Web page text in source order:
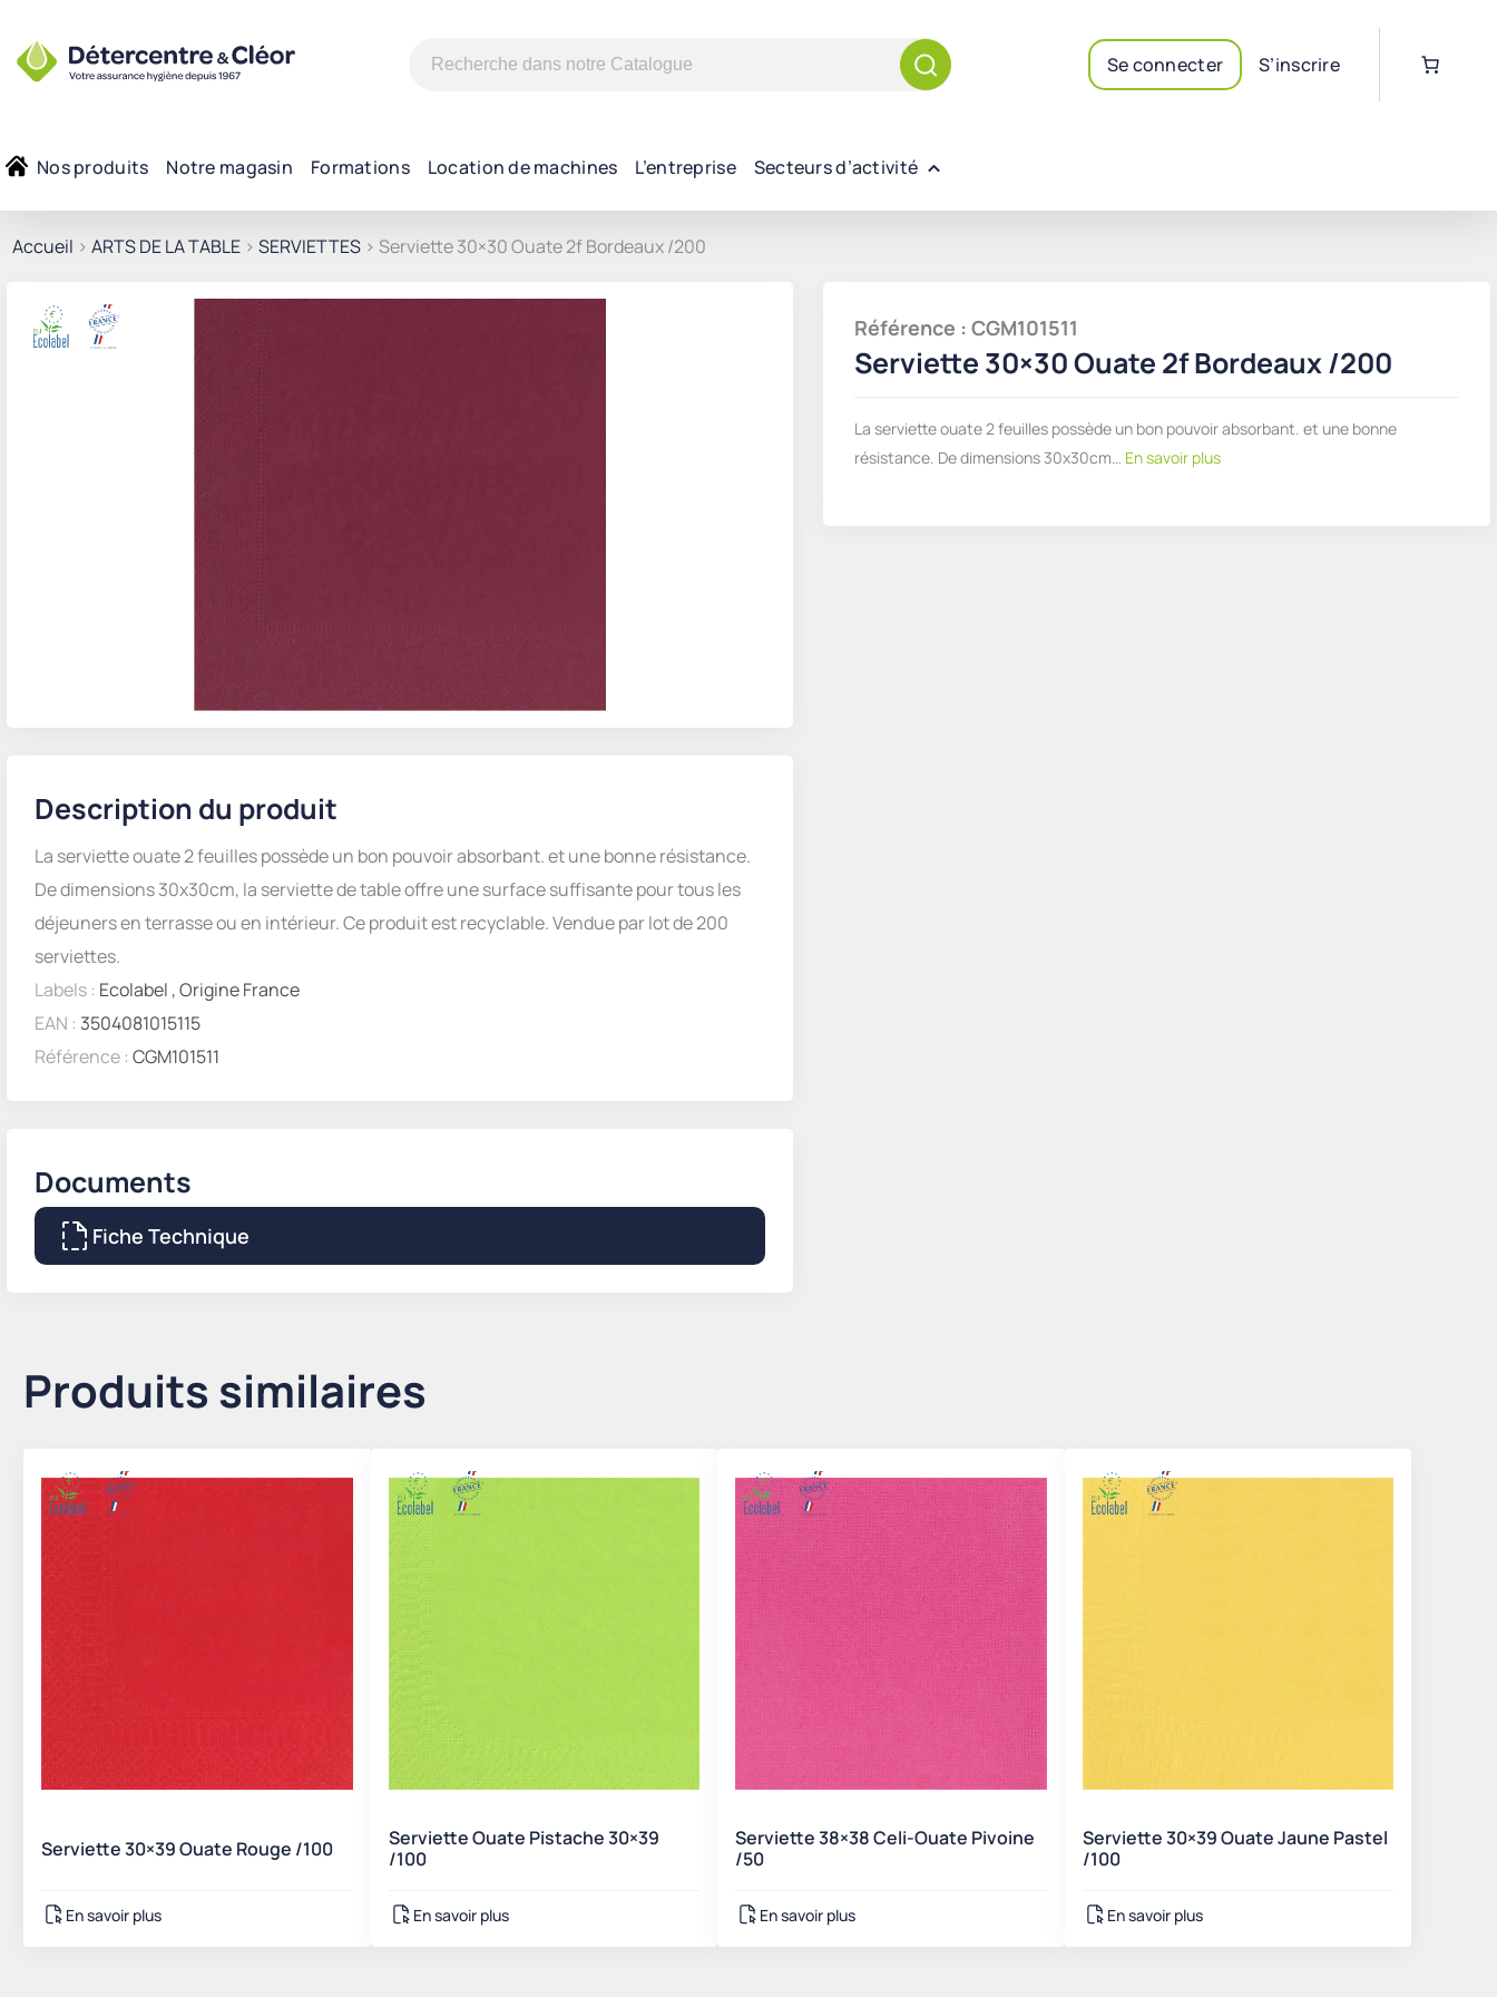
Recherche
Se connecter S’inscrire
Nos produits Notre magasin Formations Location de machines L’entreprise Secteurs d’activité
Accueil > ARTS DE LA TABLE > SERVIETTES > Serviette 30×30 Ouate 2f Bordeaux /200
Description du produit
La serviette ouate 2 feuilles possède un bon pouvoir absorbant. et une bonne résistance.
De dimensions 30x30cm, la serviette de table offre une surface suffisante pour tous les
déjeuners en terrasse ou en intérieur. Ce produit est recyclable. Vendue par lot de 200
serviettes.
Labels : Ecolabel ,Origine France
EAN : 3504081015115
Référence : CGM101511
Documents
Fiche Technique
Référence : CGM101511
Serviette 30×30 Ouate 2f Bordeaux /200
La serviette ouate 2 feuilles possède un bon pouvoir absorbant. et une bonne
résistance. De dimensions 30x30cm… En savoir plus
Produits similaires
Serviette 30×39 Ouate Rouge /100
En savoir plus
Serviette Ouate Pistache 30×39
/100
En savoir plus
Serviette 38×38 Celi-Ouate Pivoine
/50
En savoir plus
Serviette 30×39 Ouate Jaune Pastel
/100
En savoir plus